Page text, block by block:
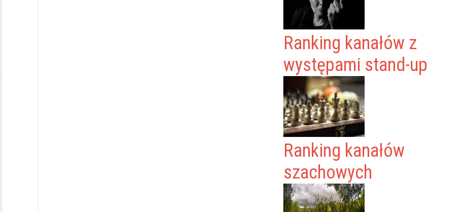
Ranking kanałów z
występami stand-up
Ranking kanałów
szachowych